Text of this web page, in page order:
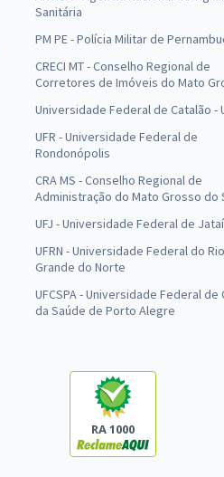
Sanitária
PM PE - Polícia Militar de
CRECI MT - Conselho Regional de
Corretores de Imóveis do Mato
Universidade Federal de Catalão -
UFR - Universidade Federal de
Rondonópolis
CRA MS - Conselho Regional de
Administração do Mato Grosso do
UFJ - Universidade Federal de Jataí
UFRN - Universidade Federal do Rio
Grande do Norte
UFCSPA - Universidade Federal de
da Saúde de Porto Alegre
RA 1000